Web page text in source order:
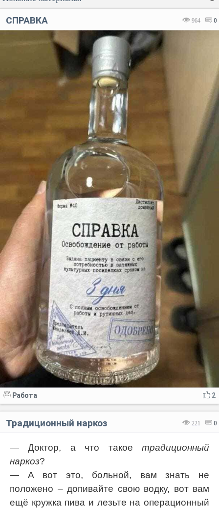
964 0
СПРАВКА
2
Работа
221 0
Традиционный наркоз
— Доктор, а что такое традиционный
наркоз?
— А вот это, больной, вам знать не
положено – допивайте свою водку, вот вам
ещё кружка пива и лезьте на операционный